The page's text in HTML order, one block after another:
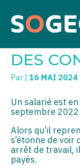
Aller
SOGECC –
SOGECC – Noisy
TPE/PME
COMMERÇANTS
PROFESSIONS
HOLDING
PARTICULIERS
Créer et reprendre
Gérer votre
Construire votre
Être prêt pour la
électronique
ARRÊT
DES
Par |16 MAI 2024
Un salarié est
septembre
Alors qu’il
s’étonne de voir
arrêt de travail, il
payés.